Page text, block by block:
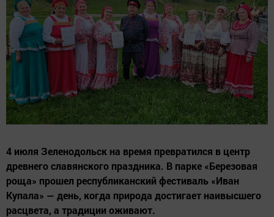
4 июля Зеленодольск на время превратился в центр
древнего славянского праздника. В парке «Березовая
роща» прошел республиканский фестиваль «Иван
Купала» — день, когда природа достигает наивысшего
расцвета, а традиции оживают.